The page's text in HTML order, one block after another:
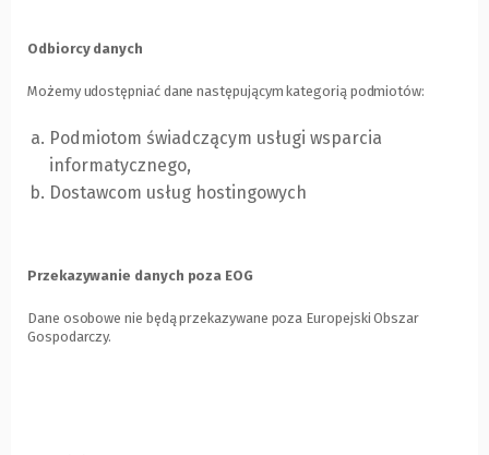
Odbiorcy danych
Możemy udostępniać dane następującym kategorią podmiotów:
Podmiotom świadczącym usługi wsparcia
informatycznego,
Dostawcom usług hostingowych
Przekazywanie danych poza EOG
Dane osobowe nie będą przekazywane poza Europejski Obszar
Gospodarczy.